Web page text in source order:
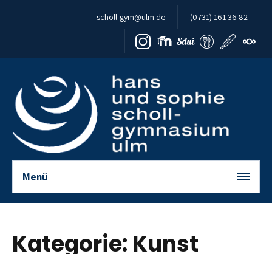
Zum Inhalt springen
scholl-gym@ulm.de (0731) 161 36 82
Menü
Kategorie: Kunst